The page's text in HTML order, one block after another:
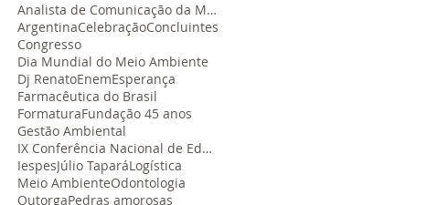
Analista de Comunicação da MRN
ArgentinaCelebraçãoConcluintes
Congresso
Dia Mundial do Meio Ambiente
Dj RenatoEnemEsperança
Farmacêutica do Brasil
FormaturaFundação 45 anos
Gestão Ambiental
IX Conferência Nacional de Educação Farmacêutica
IespesJúlio TaparáLogística
Meio AmbienteOdontologia
OutorgaPedras amorosas